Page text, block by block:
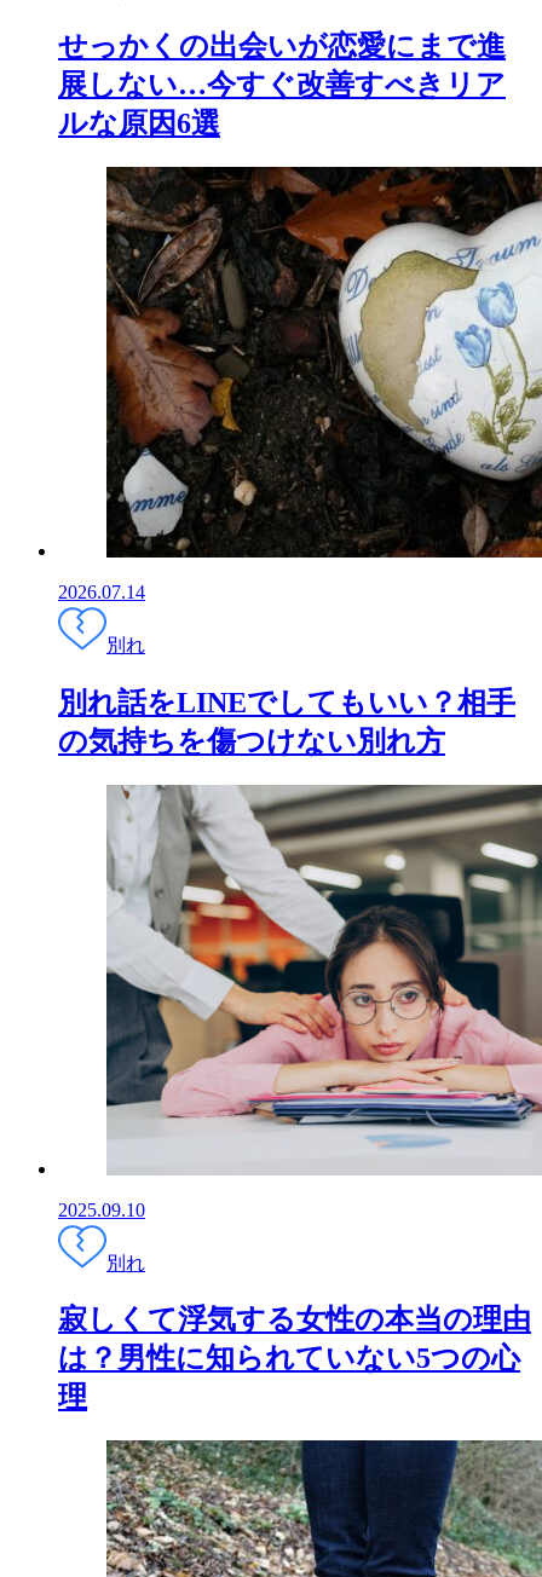
せっかくの出会いが恋愛にまで進
展しない…今すぐ改善すべきリア
ルな原因6選
2026.07.14
別れ
別れ話をLINEでしてもいい？相手
の気持ちを傷つけない別れ方
2025.09.10
別れ
寂しくて浮気する女性の本当の理由
は？男性に知られていない5つの心
理